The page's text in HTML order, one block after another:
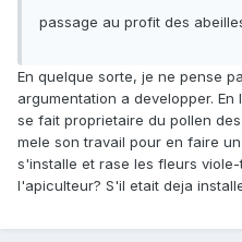
passage au profit des
En quelque sorte, je ne pense
argumentation a developper.
se fait proprietaire du pollen
mele son travail pour en faire
s'installe et rase les fleurs
l'apiculteur? S'il etait deja